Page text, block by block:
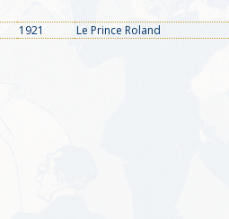
1921 Le Prince Roland